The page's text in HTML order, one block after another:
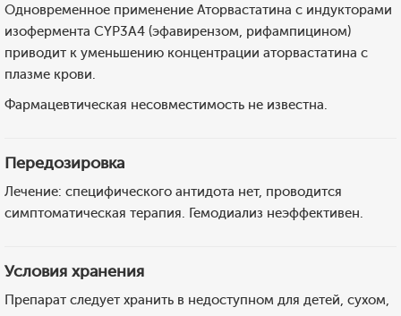
Одновременное применение Аторвастатина с индукторами
изофермента CYP3А4 (эфавирензом, рифампицином)
приводит к уменьшению концентрации аторвастатина с
плазме крови.
Фармацевтическая несовместимость не известна.
Передозировка
Лечение: специфического антидота нет, проводится
симптоматическая терапия. Гемодиализ неэффективен.
Условия хранения
Препарат следует хранить в недоступном для детей, сухом,